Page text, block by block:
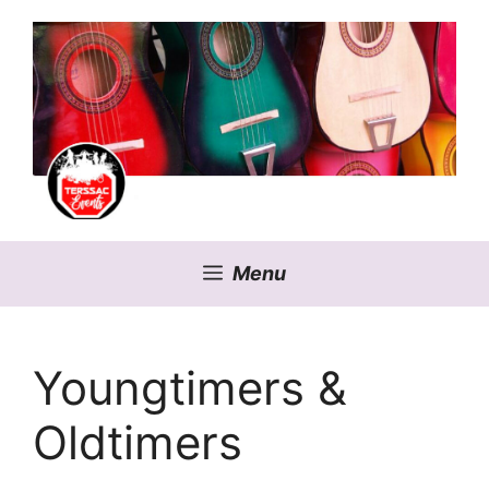
contenu
Menu
Youngtimers &
Oldtimers